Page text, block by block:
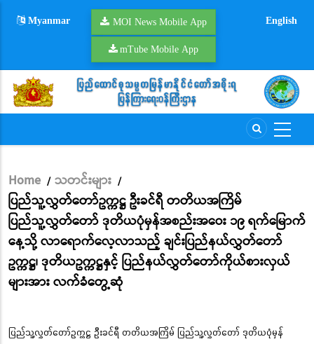
Myanmar MOI News Mobile App
mTube Mobile App
English
Breadcrumb
Home / သတင်းများ /
ပြည်သူ့လွှတ်တော်ဥက္ကဋ္ဌ ဦးခင်ရီ တတိယအကြိမ်
ပြည်သူ့လွှတ်တော် ဒုတိယပုံမှန်အစည်းအဝေး ၁၉ ရက်မြောက်
နေ့သို့ လာရောက်လေ့လာသည့် ချင်းပြည်နယ်လွှတ်တော်
ဥက္ကဋ္ဌ၊ ဒုတိယဥက္ကဋ္ဌနှင့် ပြည်နယ်လွှတ်တော်ကိုယ်စားလှယ်
များအား လက်ခံတွေ့ဆုံ
ပြည်သူ့လွှတ်တော်ဥက္ကဋ္ဌ ဦးခင်ရီ တတိယအကြိမ် ပြည်သူ့လွှတ်တော် ဒုတိယပုံမှန်